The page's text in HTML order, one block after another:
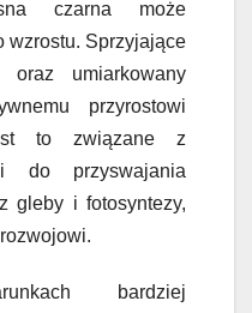
czarna może
wzrostu. Sprzyjające
oraz umiarkowany
przyrostowi
to związane z
do przyswajania
gleby i fotosyntezy,
bardziej